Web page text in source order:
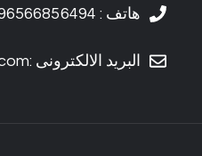
هاتف : 96566856494+
البريد الالكترونى :info@carna-kw.com